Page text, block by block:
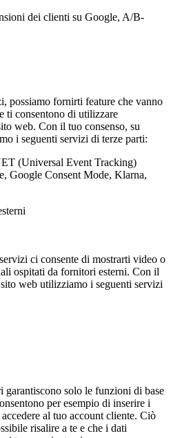
dei clienti su Google, A/B-
possiamo fornirti feature che vanno
ti consentono di utilizzare
web. Con il tuo consenso, su
i seguenti servizi di terze parti:
(Universal Event Tracking)
Google Consent Mode, Klarna,
ci consente di mostrarti video o
ospitati da fornitori esterni. Con il
web utilizziamo i seguenti servizi
garantiscono solo le funzioni di base
per esempio di inserire i
al tuo account cliente. Ciò
risalire a te e che i dati